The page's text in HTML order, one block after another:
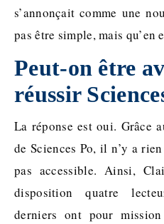
s’annonçait comme une
pas être simple, mais qu’en
Peut-on être
réussir
La réponse est oui. Grâce
de Sciences Po, il n’y a
pas accessible. Ainsi,
disposition quatre
derniers ont pour